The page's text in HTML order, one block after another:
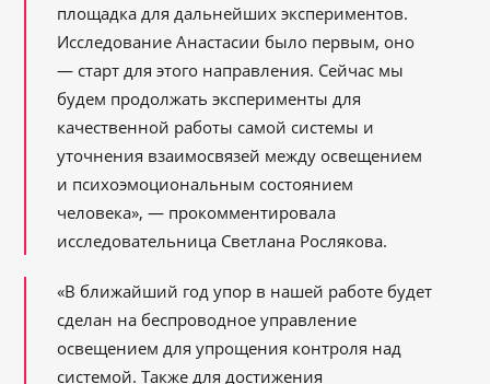
площадка для дальнейших экспериментов.
Исследование Анастасии было первым, оно
— старт для этого направления. Сейчас мы
будем продолжать эксперименты для
качественной работы самой системы и
уточнения взаимосвязей между освещением
и психоэмоциональным состоянием
человека», — прокомментировала
исследовательница Светлана Рослякова.
«В ближайший год упор в нашей работе будет
сделан на беспроводное управление
освещением для упрощения контроля над
системой. Также для достижения